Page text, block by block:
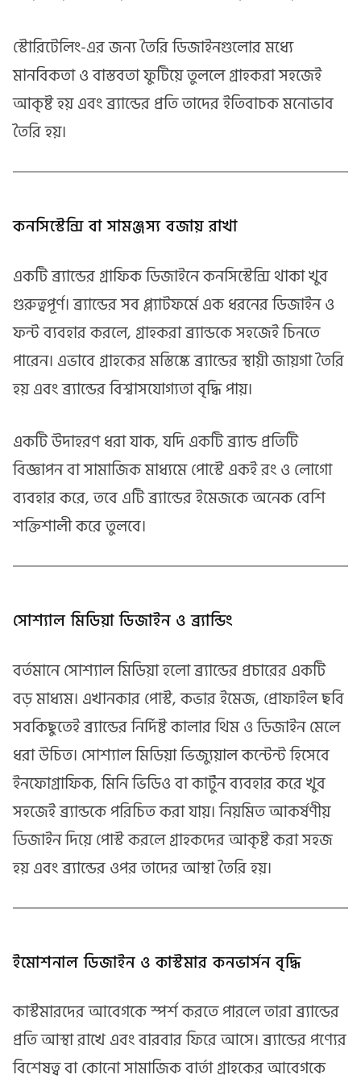
স্টোরিটেলিং-এর জন্য তৈরি ডিজাইনগুলোর মধ্যে
মানবিকতা ও বাস্তবতা ফুটিয়ে তুললে গ্রাহকরা সহজেই
আকৃষ্ট হয় এবং ব্র্যান্ডের প্রতি তাদের ইতিবাচক মনোভাব
তৈরি হয়।
কনসিস্টেন্সি বা সামঞ্জস্য বজায় রাখা
একটি ব্র্যান্ডের গ্রাফিক ডিজাইনে কনসিস্টেন্সি থাকা খুব
গুরুত্বপূর্ণ। ব্র্যান্ডের সব প্ল্যাটফর্মে এক ধরনের ডিজাইন ও
ফন্ট ব্যবহার করলে, গ্রাহকরা ব্র্যান্ডকে সহজেই চিনতে
পারেন। এভাবে গ্রাহকের মস্তিষ্কে ব্র্যান্ডের স্থায়ী জায়গা তৈরি
হয় এবং ব্র্যান্ডের বিশ্বাসযোগ্যতা বৃদ্ধি পায়।
একটি উদাহরণ ধরা যাক, যদি একটি ব্র্যান্ড প্রতিটি
বিজ্ঞাপন বা সামাজিক মাধ্যমে পোস্টে একই রং ও লোগো
ব্যবহার করে, তবে এটি ব্র্যান্ডের ইমেজকে অনেক বেশি
শক্তিশালী করে তুলবে।
সোশ্যাল মিডিয়া ডিজাইন ও ব্র্যান্ডিং
বর্তমানে সোশ্যাল মিডিয়া হলো ব্র্যান্ডের প্রচারের একটি
বড় মাধ্যম। এখানকার পোস্ট, কভার ইমেজ, প্রোফাইল ছবি
সবকিছুতেই ব্র্যান্ডের নির্দিষ্ট কালার থিম ও ডিজাইন মেলে
ধরা উচিত। সোশ্যাল মিডিয়া ভিজ্যুয়াল কন্টেন্ট হিসেবে
ইনফোগ্রাফিক, মিনি ভিডিও বা কার্টুন ব্যবহার করে খুব
সহজেই ব্র্যান্ডকে পরিচিত করা যায়। নিয়মিত আকর্ষণীয়
ডিজাইন দিয়ে পোস্ট করলে গ্রাহকদের আকৃষ্ট করা সহজ
হয় এবং ব্র্যান্ডের ওপর তাদের আস্থা তৈরি হয়।
ইমোশনাল ডিজাইন ও কাস্টমার কনভার্সন বৃদ্ধি
কাস্টমারদের আবেগকে স্পর্শ করতে পারলে তারা ব্র্যান্ডের
প্রতি আস্থা রাখে এবং বারবার ফিরে আসে। ব্র্যান্ডের পণ্যের
বিশেষত্ব বা কোনো সামাজিক বার্তা গ্রাহকের আবেগকে